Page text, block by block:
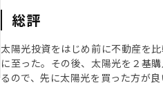
総評
太陽光投資をはじめ前に不動産を
に至った。その後、太陽光を２基
るので、先に太陽光を買った方が良